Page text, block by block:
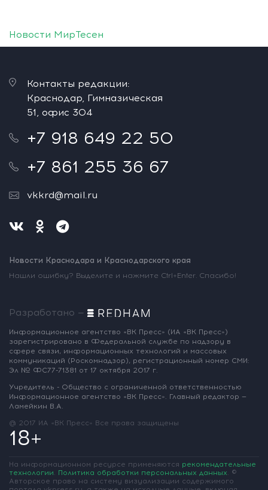
Новости МирТесен
Контакты редакции:
Краснодар, Гимназическая
51, офис 304
+7 918 649 22 50
+7 861 255 36 67
vkkrd@mail.ru
Новости Краснодара и Краснодарского края
Нашли ошибку? Выделите и нажмите Ctrl+Enter. Спасибо!
Разработано —
Информационное агентство «ВК Пресс» (ИА «ВК Пресс»)
зарегистрировано в Федеральной службе по надзору в
сфере связи, информационных технологий и массовых
коммуникаций (Роскомнадзор), регистрационный номер СМИ:
Эл № ФС77-71381 от 17 октября 2017 г.
Учредитель - Общество с ограниченной ответственностью
Информационное агентство «ВК Пресс». Главный редактор —
Ламейкин В.А.
@ 2017 ИА «ВК Пресс» Все права защищены
18+
На информационном ресурсе применяются рекомендательные
технологии. Политика обработки персональных данных. ©
Авторское право на систему визуализации содержимого